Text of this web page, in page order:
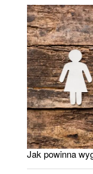
Jak powinna